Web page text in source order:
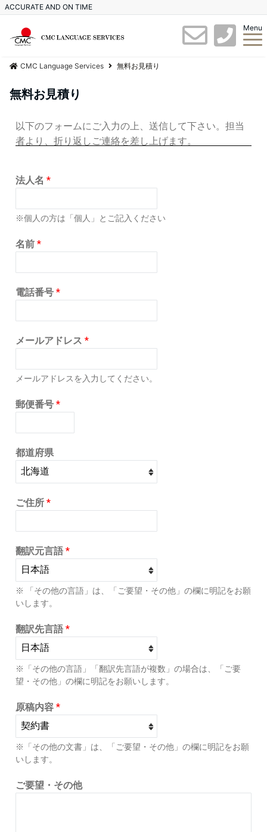
ACCURATE AND ON TIME
Menu
CMC Language Services 無料お見積り
無料お見積り
以下のフォームにご入力の上、送信して下さい。担当
者より、折り返しご連絡を差し上げます。
法人名 *
※個人の方は「個人」とご記入ください
名前 *
電話番号 *
メールアドレス *
メールアドレスを入力してください。
郵便番号 *
都道府県
ご住所 *
翻訳元言語 *
※ 「その他の言語」は、「ご要望・その他」の欄に明記をお願
いします。
翻訳先言語 *
※「その他の言語」「翻訳先言語が複数」の場合は、「ご要
望・その他」の欄に明記をお願いします。
原稿内容 *
※「その他の文書」は、「ご要望・その他」の欄に明記をお願
いします。
ご要望・その他